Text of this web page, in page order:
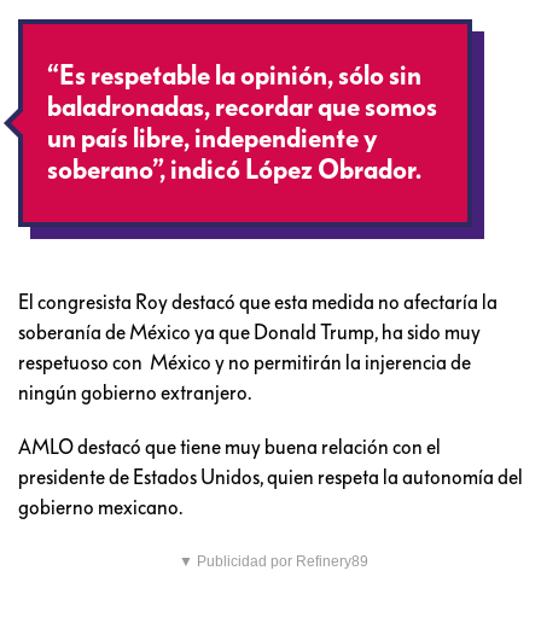
“Es respetable la opinión, sólo sin
baladronadas, recordar que somos
un país libre, independiente y
soberano”, indicó López Obrador.
El congresista Roy destacó que esta medida no afectaría la
soberanía de México ya que Donald Trump, ha sido muy
respetuoso con México y no permitirán la injerencia de
ningún gobierno extranjero.
AMLO destacó que tiene muy buena relación con el
presidente de Estados Unidos, quien respeta la autonomía del
gobierno mexicano.
▼ Publicidad por Refinery89